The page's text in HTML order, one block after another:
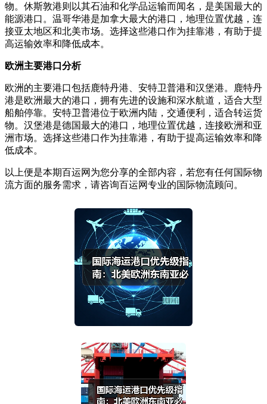
物。休斯敦港则以其石油和化学品运输而闻名，是美国最大的
能源港口。温哥华港是加拿大最大的港口，地理位置优越，连
接亚太地区和北美市场。选择这些港口作为挂靠港，有助于提
高运输效率和降低成本。
欧洲主要港口分析
欧洲的主要港口包括鹿特丹港、安特卫普港和汉堡港。鹿特丹
港是欧洲最大的港口，拥有先进的设施和深水航道，适合大型
船舶停靠。安特卫普港位于欧洲内陆，交通便利，适合转运货
物。汉堡港是德国最大的港口，地理位置优越，连接欧洲和亚
洲市场。选择这些港口作为挂靠港，有助于提高运输效率和降
低成本。
以上便是本期百运网为您分享的全部内容，若您有任何国际物
流方面的服务需求，请咨询百运网专业的国际物流顾问。